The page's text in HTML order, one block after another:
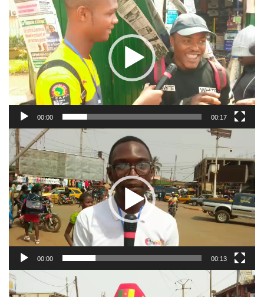
Player
00:00 00:17
Video
Player
00:00 00:13
Video
Player